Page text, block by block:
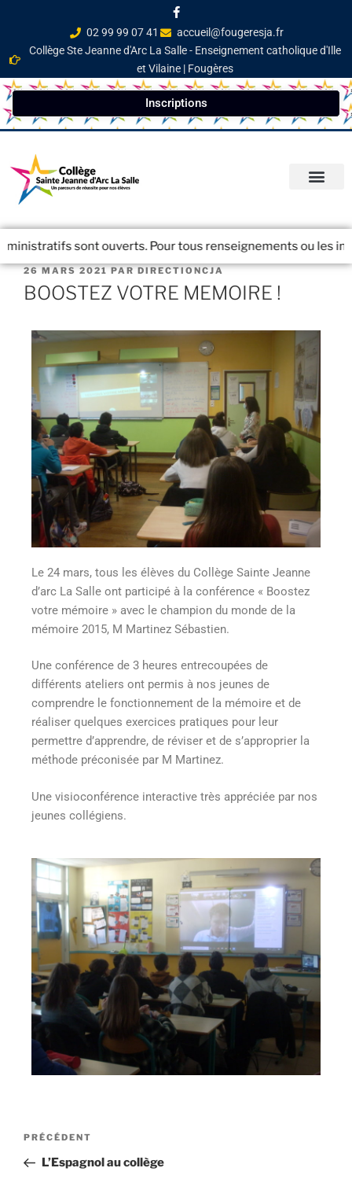
02 99 99 07 41
accueil@fougeresja.fr
Collège Ste Jeanne d'Arc La Salle - Enseignement catholique d'Ille
et Vilaine | Fougères
Inscriptions
sont ouverts. Pour tous renseignements ou les
26 MARS 2021PARDIRECTIONCJA
BOOSTEZ VOTRE MEMOIRE !
Le 24 mars, tous les élèves du Collège Sainte Jeanne
d’arc La Salle ont participé à la conférence « Boostez
votre mémoire » avec le champion du monde de la
mémoire 2015, M Martinez Sébastien.
Une conférence de 3 heures entrecoupées de
différents ateliers ont permis à nos jeunes de
comprendre le fonctionnement de la mémoire et de
réaliser quelques exercices pratiques pour leur
permettre d’apprendre, de réviser et de s’approprier la
méthode préconisée par M Martinez.
Une visioconférence interactive très appréciée par nos
jeunes collégiens.
PRÉCÉDENT
L’Espagnol au collège